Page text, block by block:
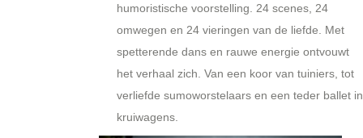
humoristische voorstelling. 24 scenes, 24
omwegen en 24 vieringen van de liefde. Met
spetterende dans en rauwe energie ontvouwt
het verhaal zich. Van een koor van tuiniers, tot
verliefde sumoworstelaars en een teder ballet in
kruiwagens.